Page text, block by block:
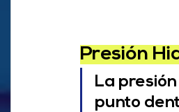
Presión
La
punto